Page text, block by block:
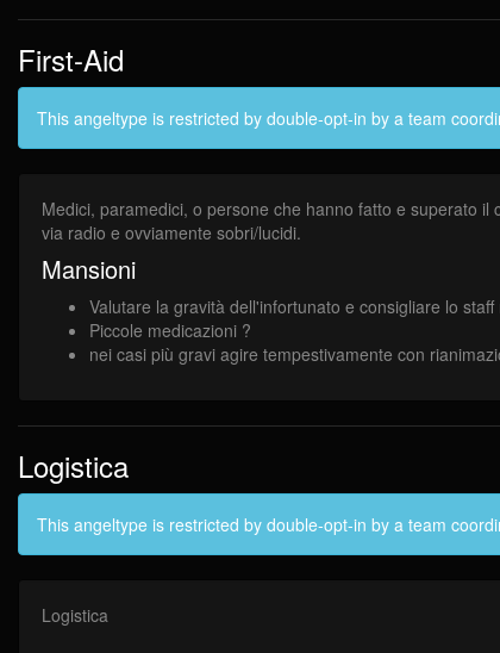
First-Aid
This angeltype is restricted by double-opt-in by a team
Medici, paramedici, o persone che hanno fatto e superato
via radio e ovviamente sobri/lucidi.
Mansioni
Valutare la gravità dell'infortunato e consigliare lo
Piccole medicazioni ?
nei casi più gravi agire tempestivamente con
Logistica
This angeltype is restricted by double-opt-in by a team
Logistica